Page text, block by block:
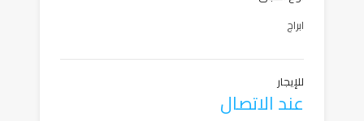
ابراج
للإيجار
عند الاتصال